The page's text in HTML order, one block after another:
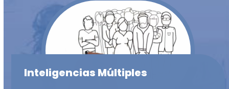
Inteligencias Múltiples